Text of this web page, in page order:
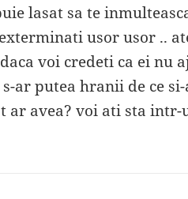
lasat sa te
usor usor ..
voi credeti ca ei nu
ar putea hranii de ce
ar avea? voi ati sta